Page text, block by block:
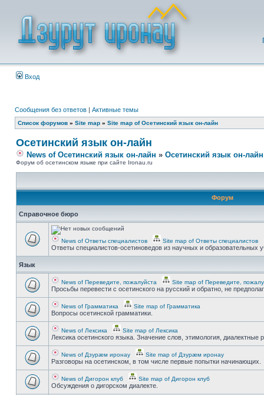
Вход
Сообщения без ответов | Активные темы
Список форумов » Site map » Site map of Осетинский язык он-лайн
Осетинский язык он-лайн
News of Осетинский язык он-лайн » Осетинский язык он-лайн
Форум об осетинском языке при сайте Ironau.ru
Форум
Справочное бюро
News of Ответы специалистов Site map of Ответы специалистов
Ответы специалистов-осетиноведов из научных и
Язык
News of Переведите, пожалуйста Site map of Переведите,
Просьбы перевести с осетинского на русский и обратно, не
News of Грамматика Site map of Грамматика
Вопросы осетинской грамматики.
News of Лексика Site map of Лексика
Лексика осетинского языка. Значение слов, этимология, диалектные
News of Дзурæм иронау Site map of Дзурæм иронау
Разговоры на осетинском, в том числе первые попытки начинающих.
News of Дигорон клуб Site map of Дигорон клуб
Обсуждения о дигорском диалекте.